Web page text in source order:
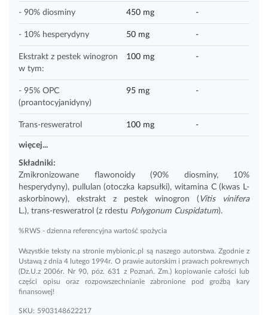
- 90% diosminy 450 mg -
- 10% hesperydyny 50 mg -
Ekstrakt z pestek winogron
w tym:
100 mg -
- 95% OPC
(proantocyjanidyny)
95 mg -
Trans-resweratrol 100 mg -
więcej...
Składniki:
Zmikronizowane flawonoidy (90% diosminy, 10%
hesperydyny), pullulan (otoczka kapsułki), witamina C(kwas L-
askorbinowy), ekstrakt z pestek winogron ( Vitis vinifera
L.), trans-resweratrol (z rdestu Polygonum Cuspidatum).
%RWS - dzienna referencyjna wartość spożycia
Wszystkie teksty na stronie mybionic.pl są naszego autorstwa. Zgodnie z
Ustawą z dnia 4 lutego 1994r. O prawie autorskim i prawach pokrewnych
(Dz.U.z 2006r. Nr 90, póz. 631 z Poznań. Zm.) kopiowanie całości lub
części opisu oraz rozpowszechnianie zabronione pod groźbą kary
finansowej!
SKU: 5903148622217